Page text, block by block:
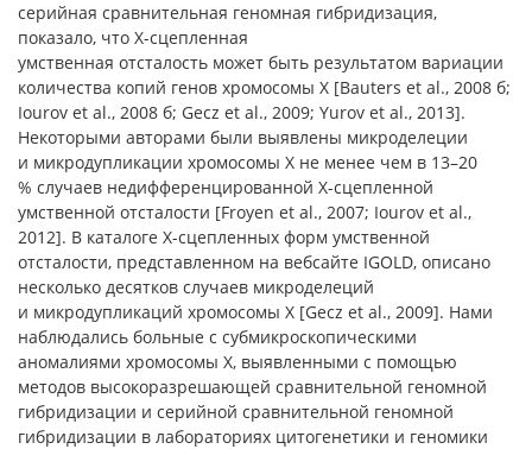
серийная сравнительная геномная гибридизация,
показало, что Х-сцепленная
умственная отсталость может быть результатом вариации
количества копий генов хромосомы Х [Bauters et al., 2008 б;
Iourov et al., 2008 б; Gecz et al., 2009; Yurov et al., 2013].
Некоторыми авторами были выявлены микроделеции
и микродупликации хромосомы Х не менее чем в 13–20
% случаев недифференцированной Х-сцепленной
умственной отсталости [Froyen et al., 2007; Iourov et al.,
2012]. В каталоге Х-сцепленных форм умственной
отсталости, представленном на вебсайте IGOLD, описано
несколько десятков случаев микроделеций
и микродупликаций хромосомы Х [Gecz et al., 2009]. Нами
наблюдались больные с субмикроскопическими
аномалиями хромосомы Х, выявленными с помощью
методов высокоразрешающей сравнительной геномной
гибридизации и серийной сравнительной геномной
гибридизации в лабораториях цитогенетики и геномики